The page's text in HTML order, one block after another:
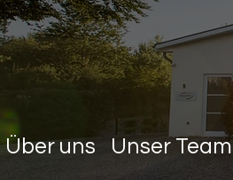
Über uns Unser Team